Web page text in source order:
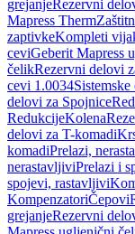
grejanjeRezervni
Mapress Therm
zaptivkeKompleti
ceviGeberit Mapress
čelikRezervni delovi
cevi 1.0034
delovi za Spojnice
RedukcijeKolena
delovi za T-komadi
komadiPrelazi,
nerastavljiviPrelazi i
spojevi, rastavljivi
KompenzatoriČepovi
grejanjeRezervni